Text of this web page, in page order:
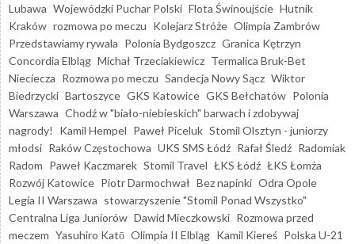
Lubawa Wojewódzki Puchar Polski Flota Świnoujście Hutnik
Kraków rozmowa po meczu Kolejarz Stróże Olimpia Zambrów
Przedstawiamy rywala Polonia Bydgoszcz Granica Kętrzyn
Concordia Elbląg Michał Trzeciakiewicz Termalica Bruk-Bet
Nieciecza Rozmowa po meczu Sandecja Nowy Sącz Wiktor
Biedrzycki Bartoszyce GKS Katowice GKS Bełchatów Polonia
Warszawa Chodź w "biało-niebieskich" barwach i zdobywaj
nagrody!
Kamil Hempel Paweł Piceluk Stomil Olsztyn - juniorzy
młodsi Raków Częstochowa UKS SMS Łódź Rafał Śledź Radomiak
Radom Paweł Kaczmarek Stomil Travel ŁKS Łódź ŁKS Łomża
Rozwój Katowice Piotr Darmochwał Bez napinki Odra Opole
Legia II Warszawa stowarzyszenie "Stomil Ponad Wszystko"
Centralna Liga Juniorów Dawid Mieczkowski Rozmowa przed
meczem Yasuhiro Katō Olimpia II Elbląg Kamil Kiereś Polska U-21